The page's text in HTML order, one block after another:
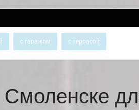
с гаражом с террасой
Смоленске